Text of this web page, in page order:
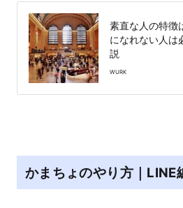
素直な人の特徴
になれない人は
説
WURK
かまちょのやり方｜LINE